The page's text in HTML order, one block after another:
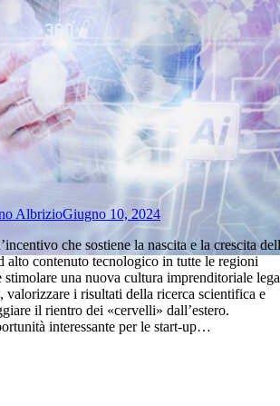
AlbrizioGiugno 10, 2024
che sostiene la nascita e la crescita
alto contenuto tecnologico in tutte le regioni
stimolare una nuova cultura imprenditoriale
valorizzare i risultati della ricerca scientifica e
il rientro dei «cervelli» dall’estero.
interessante per le start-up…